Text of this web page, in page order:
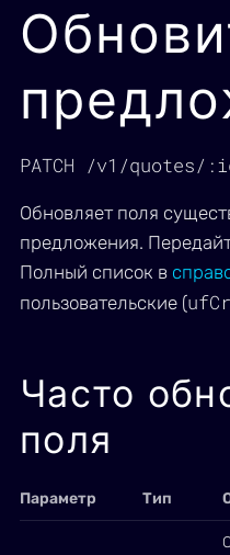
PATCH /v1/quotes/
Обновляет поля
предложения.
Полный список в
пользовательские (
Часто
поля
Параметр Тип